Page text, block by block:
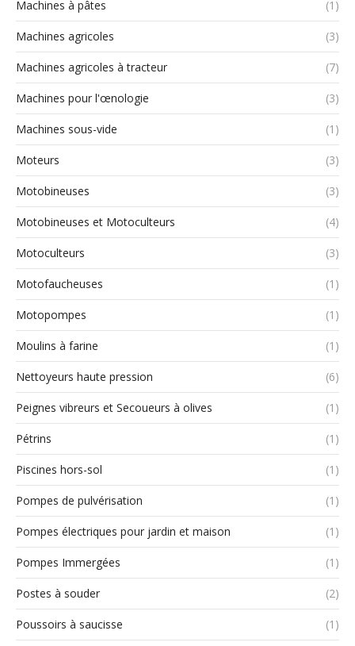
Machines à pâtes (1)
Machines agricoles (3)
Machines agricoles à tracteur (7)
Machines pour l'œnologie (3)
Machines sous-vide (1)
Moteurs (3)
Motobineuses (3)
Motobineuses et Motoculteurs (4)
Motoculteurs (3)
Motofaucheuses (1)
Motopompes (1)
Moulins à farine (1)
Nettoyeurs haute pression (6)
Peignes vibreurs et Secoueurs à olives (1)
Pétrins (1)
Piscines hors-sol (1)
Pompes de pulvérisation (1)
Pompes électriques pour jardin et maison (1)
Pompes Immergées (1)
Postes à souder (2)
Poussoirs à saucisse (1)